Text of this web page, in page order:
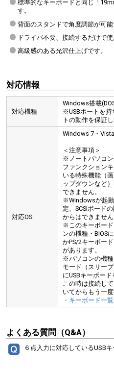
標準的なキーボードと同じ「
す。
背面のスタンドで角度調節が可能
ドライバ不要、接続するだけで使
高級感のある光沢仕上げです。
対応情報
対応機種
Windows搭載
※USBポートを持
トの動作を保証
対応OS
Windows 7・
＜注意事項＞
※ノートパソコ
ファンクション
いる特殊機能（
ップダウンなど
できません。
※Windowsが起
定、SCSIボード
からはできません
※このキーボー
ンの機種・BIOS
かPS/2キーボー
があります。
※パソコンの機種
モード（スリー
にUSBキーボー
この時は接続し
いてからもう一
・キーボード一
よくある質問（Q&A）
６点入力に対応しているUSB